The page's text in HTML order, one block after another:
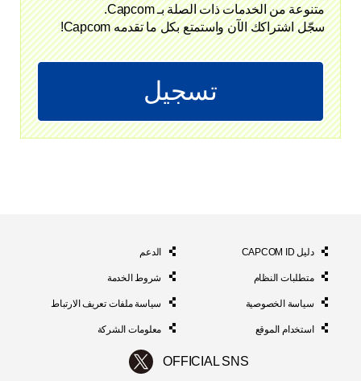
متنوعة من الخدمات ذات الصلة بـ Capcom.
سجّل اشتراكك الآن واستمتع بكل ما تقدمه Capcom!
تسجيل
دليل CAPCOM ID الدعم
متطلبات النظام شروط الخدمة
سياسة الخصوصية سياسة ملفات تعريف الارتباط
استخدام الموقع معلومات الشركة
OFFICIAL SNS